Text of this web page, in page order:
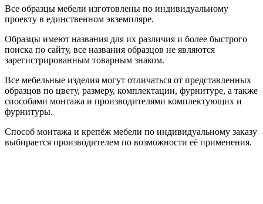
Все образцы мебели изготовлены по индивидуальному
проекту в единственном экземпляре.
Образцы имеют названия для их различия и более быстрого
поиска по сайту, все названия образцов не являются
зарегистрированным товарным знаком.
Все мебельные изделия могут отличаться от представленных
образцов по цвету, размеру, комплектации, фурнитуре, а также
способами монтажа и производителями комплектующих и
фурнитуры.
Способ монтажа и крепёж мебели по индивидуальному заказу
выбирается производителем по возможности её применения.